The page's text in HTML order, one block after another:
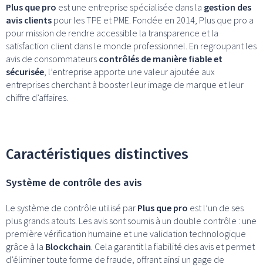
Plus que pro est une entreprise spécialisée dans la gestion des
avis clients pour les TPE et PME. Fondée en 2014, Plus que pro a
pour mission de rendre accessible la transparence et la
satisfaction client dans le monde professionnel. En regroupant les
avis de consommateurs contrôlés de manière fiable et
sécurisée , l’entreprise apporte une valeur ajoutée aux
entreprises cherchant à booster leur image de marque et leur
chiffre d’affaires.
Caractéristiques distinctives
Système de contrôle des avis
Le système de contrôle utilisé par Plus que pro est l’un de ses
plus grands atouts. Les avis sont soumis à un double contrôle : une
première vérification humaine et une validation technologique
grâce à la Blockchain . Cela garantit la fiabilité des avis et permet
d’éliminer toute forme de fraude, offrant ainsi un gage de